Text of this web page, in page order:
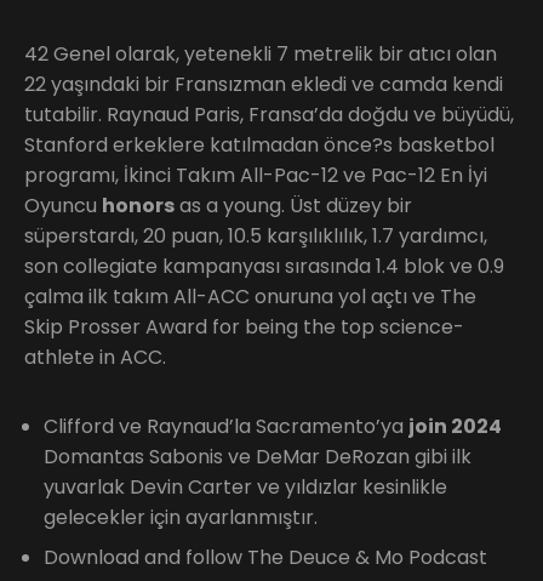
42 Genel olarak, yetenekli 7 metrelik bir atıcı olan
22 yaşındaki bir Fransızman ekledi ve camda kendi
tutabilir. Raynaud Paris, Fransa’da doğdu ve büyüdü,
Stanford erkeklere katılmadan önce?s basketbol
programı, İkinci Takım All-Pac-12 ve Pac-12 En İyi
Oyuncu honorsas a young. Üst düzey bir
süperstardı, 20 puan, 10.5 karşılıklılık, 1.7 yardımcı,
son collegiate kampanyası sırasında 1.4 blok ve 0.9
çalma ilk takım All-ACC onuruna yol açtı ve The
Skip Prosser Award for being the top science-
athlete in ACC.
Clifford ve Raynaud’la Sacramento’ya join 2024
Domantas Sabonis ve DeMar DeRozan gibi ilk
yuvarlak Devin Carter ve yıldızlar kesinlikle
gelecekler için ayarlanmıştır.
Download and follow The Deuce & Mo Podcast